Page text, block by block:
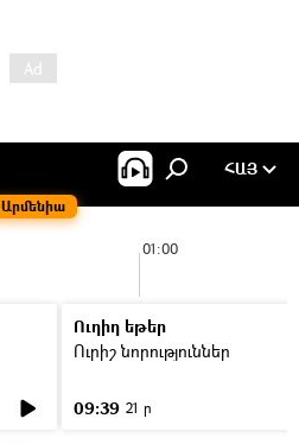
Արմենիա
ՀԱՅ
01:00
Ուղիղ եթեր
Ուրիշ նորություններ
09:39 21 ր